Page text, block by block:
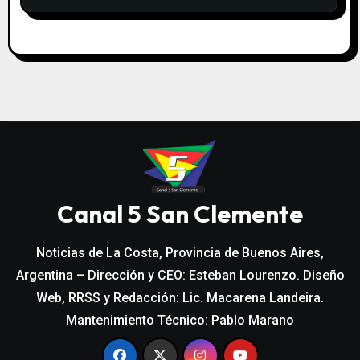
Canal 5 San Clemente
Noticias de La Costa, Provincia de Buenos Aires,
Argentina – Dirección y CEO: Esteban Lourenzo. Diseño
Web, RRSS y Redacción: Lic. Macarena Landeira.
Mantenimiento Técnico: Pablo Marano